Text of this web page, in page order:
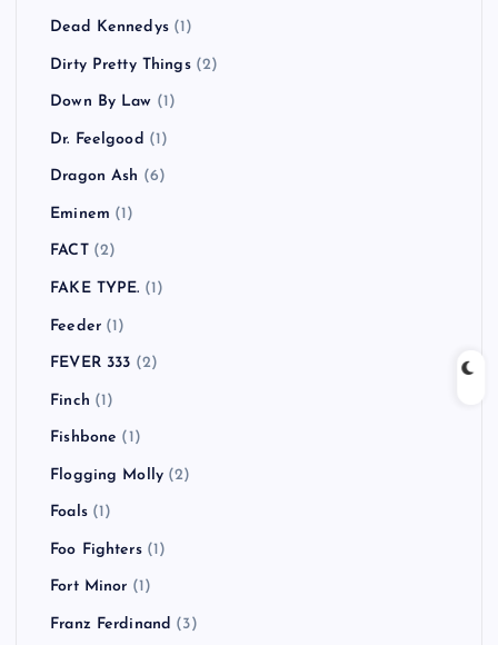
Dead Kennedys(1)
Dirty Pretty Things(2)
Down By Law (1)
Dr. Feelgood (1)
Dragon Ash (6)
Eminem (1)
FACT(2)
FAKE TYPE. (1)
Feeder(1)
FEVER 333 (2)
Finch (1)
Fishbone (1)
Flogging Molly (2)
Foals(1)
Foo Fighters(1)
Fort Minor (1)
Franz Ferdinand (3)